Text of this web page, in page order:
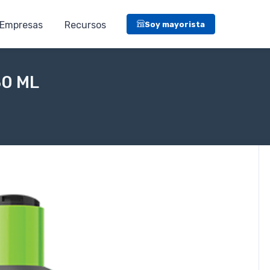
Recursos Soy mayorista
ML